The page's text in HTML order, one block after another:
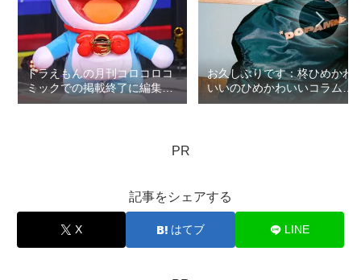
ドラえもんの月刊コロコロコ
ミックでの掲載終了に編集部
の無礼疑惑：ロマン優光連載
お久しぶりです：柊ひめかわ
いいのひめかわいいコラム第
5回
PR
記事をシェアする
X はてブ LINE